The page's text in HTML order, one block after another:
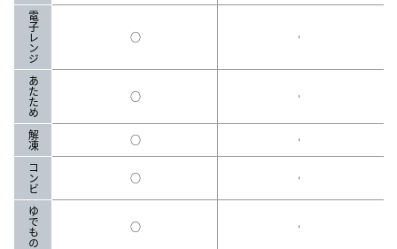
電子レンジ
あたため
解凍
コンビ
ゆでもの
○
○
○
○
○
-
-
-
-
-